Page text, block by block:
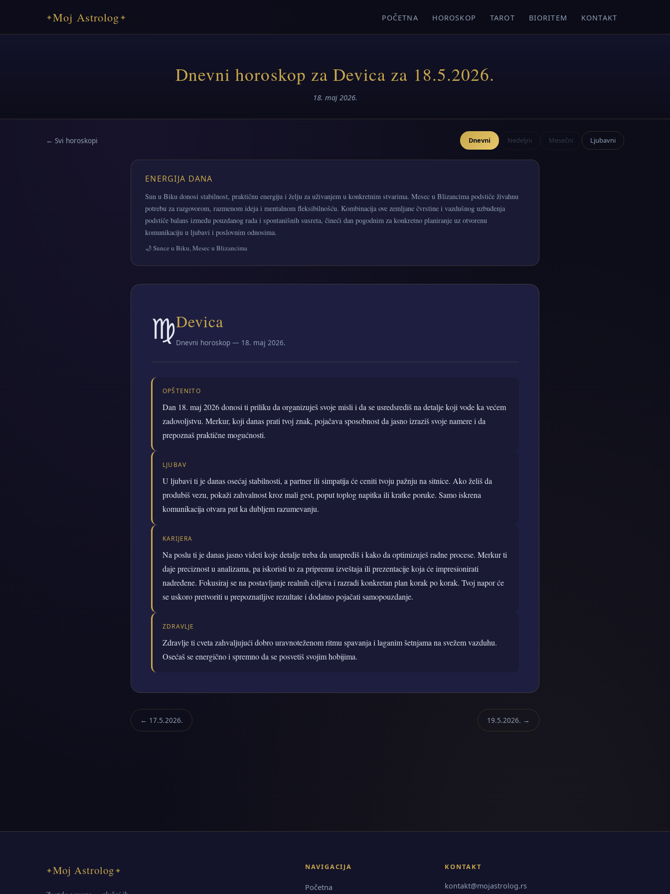
✦Moj Astrolog✦ POČETNA HOROSKOP TAROT BIORITEM KONTAKT
Dnevni horoskop za Devica za 18.5.2026.
18. maj 2026.
← Svi horoskopi Dnevni Nedeljni Mesečni Ljubavni
ENERGIJA DANA
Sun u Biku donosi stabilnost, praktičnu energiju i želju za uživanjem u konkretnim stvarima. Mesec u Blizancima podstiče živahnu
potrebu za razgovorom, razmenom ideja i mentalnom fleksibilnošću. Kombinacija ove zemljane čvrstine i vazdušnog uzbuđenja
podstiče balans između pouzdanog rada i spontanišnih susreta, čineći dan pogodnim za konkretno planiranje uz otvorenu
komunikaciju u ljubavi i poslovnim odnosima.
🌙 Sunce u Biku, Mesec u Blizancima
♍Devica
Dnevni horoskop — 18. maj 2026.
OPŠTENITO
Dan 18. maj 2026 donosi ti priliku da organizuješ svoje misli i da se usredsrediš na detalje koji vode ka većem
zadovoljstvu. Merkur, koji danas prati tvoj znak, pojačava sposobnost da jasno izraziš svoje namere i da
prepoznaš praktične mogućnosti.
LJUBAV
U ljubavi ti je danas osećaj stabilnosti, a partner ili simpatija će ceniti tvoju pažnju na sitnice. Ako želiš da
produbiš vezu, pokaži zahvalnost kroz mali gest, poput toplog napitka ili kratke poruke. Samo iskrena
komunikacija otvara put ka dubljem razumevanju.
KARIJERA
Na poslu ti je danas jasno videti koje detalje treba da unaprediš i kako da optimizuješ radne procese. Merkur ti
daje preciznost u analizama, pa iskoristi to za pripremu izveštaja ili prezentacije koja će impresionirati
nadređene. Fokusiraj se na postavljanje realnih ciljeva i razradi konkretan plan korak po korak. Tvoj napor će
se uskoro pretvoriti u prepoznatljive rezultate i dodatno pojačati samopouzdanje.
ZDRAVLJE
Zdravlje ti cveta zahvaljujući dobro uravnoteženom ritmu spavanja i laganim šetnjama na svežem vazduhu.
Osećaš se energično i spremno da se posvetiš svojim hobijima.
← 17.5.2026. 19.5.2026. →
✦Moj Astrolog✦ NAVIGACIJA
Početna
KONTAKT
kontakt@mojastrolog.rs